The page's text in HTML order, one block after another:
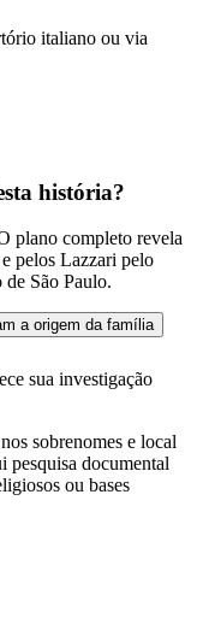
italiano ou via
história?
plano completo revela
pelos Lazzari pelo
de São Paulo.
a origem da família
sua investigação
sobrenomes e local
pesquisa documental
ou bases